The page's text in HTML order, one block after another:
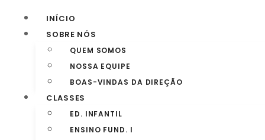
INÍCIO
SOBRE NÓS
QUEM SOMOS
NOSSA EQUIPE
BOAS-VINDAS DA DIREÇÃO
CLASSES
ED. INFANTIL
ENSINO FUND. I